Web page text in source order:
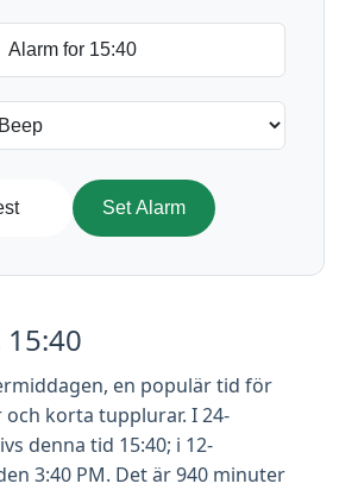
Set Alarm
en populär tid för
och korta tupplurar. I 24-
denna tid 15:40; i 12-
3:40 PM. Det är 940 minuter